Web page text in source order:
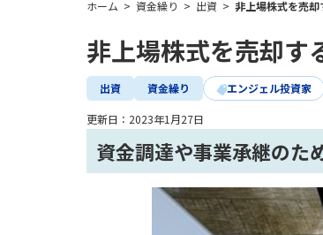
ホーム > 資金繰り > 出資 > 非上場株式を売却
非上場株式を売却す
出資 資金繰り エンジェル投資家
更新日： 2023年1月27日
資金調達や事業承継のた